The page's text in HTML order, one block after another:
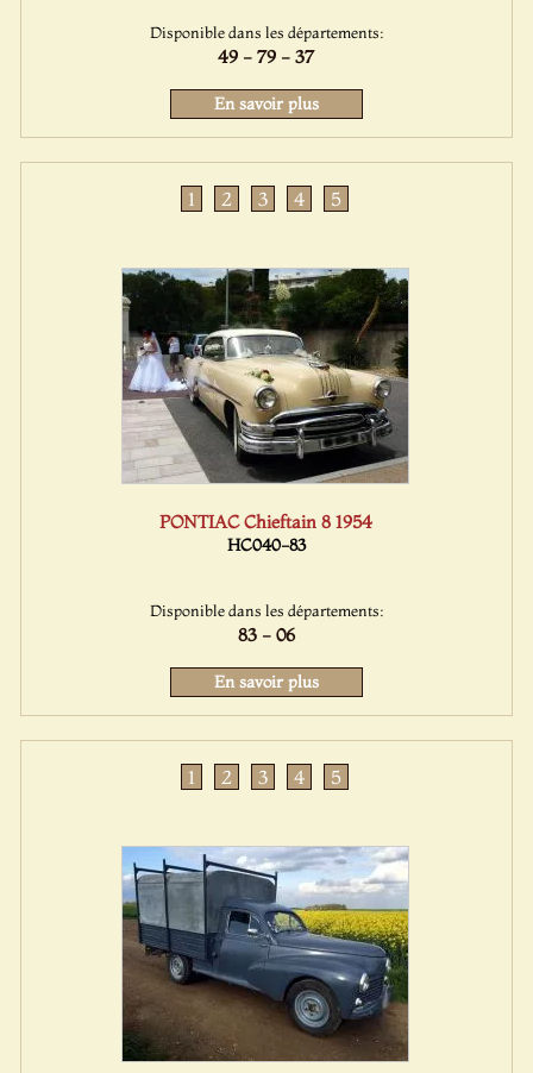
Disponible dans les départements:
49 - 79 - 37
En savoir plus
1 2 3 4 5
PONTIAC Chieftain 8 1954
HC040-83
Disponible dans les départements:
83 - 06
En savoir plus
1 2 3 4 5